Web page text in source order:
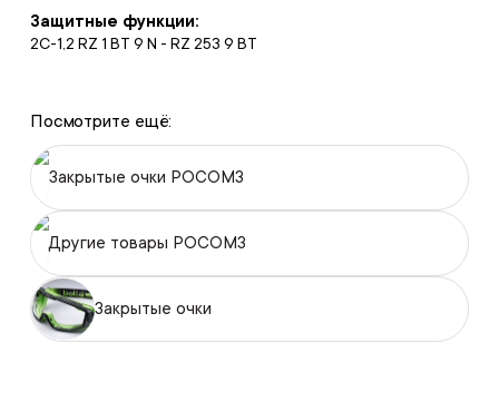
Защитные функции:
2С-1,2 RZ 1 BT 9 N - RZ 253 9 BT
Посмотрите ещё:
Закрытые очки РОСОМЗ
Другие товары РОСОМЗ
Закрытые очки